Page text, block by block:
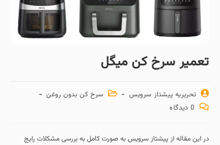
تعمیر سرخ کن میگل
تحریریه پیشتاز سرویس
سرخ کن بدون روغن
0 دیدگاه
در این مقاله از پیشتاز سرویس به صورت کامل به بررسی مشکلات رایج